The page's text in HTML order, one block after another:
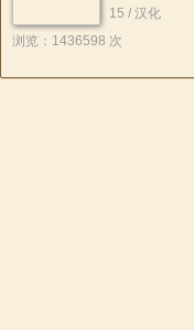
15 / 汉化
浏览：1436598 次